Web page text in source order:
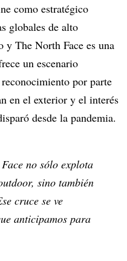
como estratégico
globales de alto
y The North Face es una
un escenario
por parte
en el exterior y el interés
desde la pandemia.
no sólo explota
sino también
cruce se ve
anticipamos para